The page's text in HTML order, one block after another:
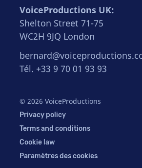
VoiceProductions UK:
Shelton Street 71-75
WC2H 9JQ London
Tél. +33 9 70 01 93 93
© 2026 VoiceProductions
Privacy policy
Terms and conditions
Cookie law
Paramètres des cookies